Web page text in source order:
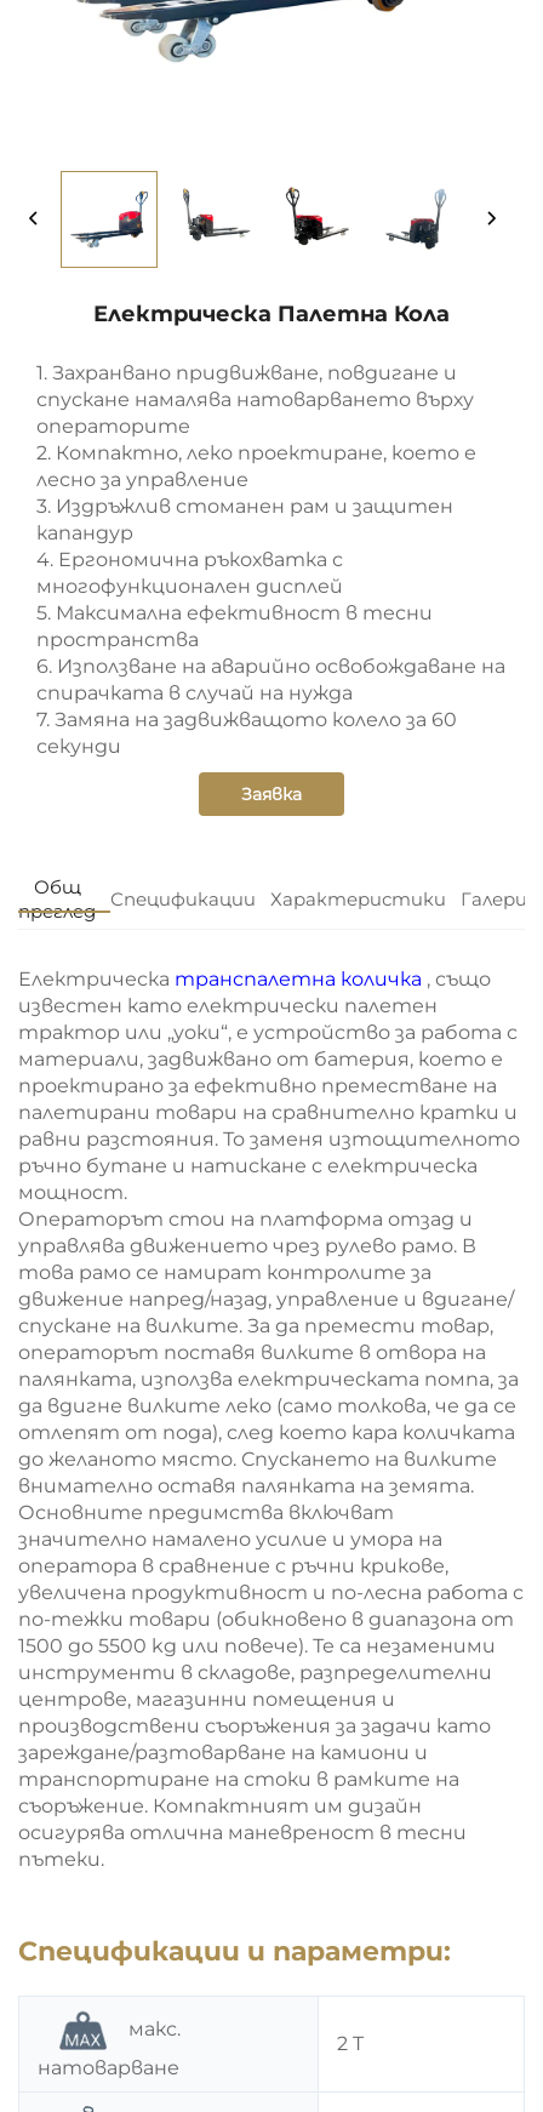
Електрическа Палетна Кола
1. Захранвано придвижване, повдигане и
спускане намалява натоварването върху
операторите
2. Компактно, леко проектиране, което е
лесно за управление
3. Издръжлив стоманен рам и защитен
капандур
4. Ергономична ръкохватка с
многофункционален дисплей
5. Максимална ефективност в тесни
пространства
6. Използване на аварийно освобождаване на
спирачката в случай на нужда
7. Замяна на задвижващото колело за 60
секунди
Заявка
Общ
преглед
Спецификации Характеристики Галерия
Електрическа транспалетна количка , също
известен като електрически палетен
трактор или „уоки“, е устройство за работа с
материали, задвижвано от батерия, което е
проектирано за ефективно преместване на
палетирани товари на сравнително кратки и
равни разстояния. То заменя изтощителното
ръчно бутане и натискане с електрическа
мощност.
Операторът стои на платформа отзад и
управлява движението чрез рулево рамо. В
това рамо се намират контролите за
движение напред/назад, управление и вдигане/
спускане на вилките. За да премести товар,
операторът поставя вилките в отвора на
палянката, използва електрическата помпа, за
да вдигне вилките леко (само толкова, че да се
отлепят от пода), след което кара количката
до желаното място. Спускането на вилките
внимателно оставя палянката на земята.
Основните предимства включват
значително намалено усилие и умора на
оператора в сравнение с ръчни крикове,
увеличена продуктивност и по-лесна работа с
по-тежки товари (обикновено в диапазона от
1500 до 5500 kg или повече). Те са незаменими
инструменти в складове, разпределителни
центрове, магазинни помещения и
производствени съоръжения за задачи като
зареждане/разтоварване на камиони и
транспортиране на стоки в рамките на
съоръжение. Компактният им дизайн
осигурява отлична маневреност в тесни
пътеки.
Спецификации и параметри:
макс.
натоварване
2 T